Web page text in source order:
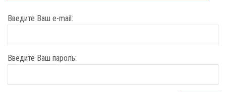
Введите Ваш e-mail:
Введите Ваш пароль: